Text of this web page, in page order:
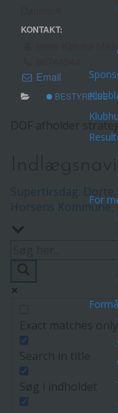
For
KONTAKT:
Irene Klærke
Email
BESTYRELSE
Horsens